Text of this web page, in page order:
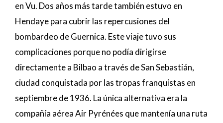
en Vu. Dos años más tarde también estuvo en
Hendaye para cubrir las repercusiones del
bombardeo de Guernica. Este viaje tuvo sus
complicaciones porque no podía dirigirse
directamente a Bilbao a través de San Sebastián,
ciudad conquistada por las tropas franquistas en
septiembre de 1936. La única alternativa era la
compañía aérea Air Pyrénées que mantenía una ruta